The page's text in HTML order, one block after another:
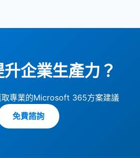
企業生產力？
取專業的Microsoft 365方案建議
免費諮詢